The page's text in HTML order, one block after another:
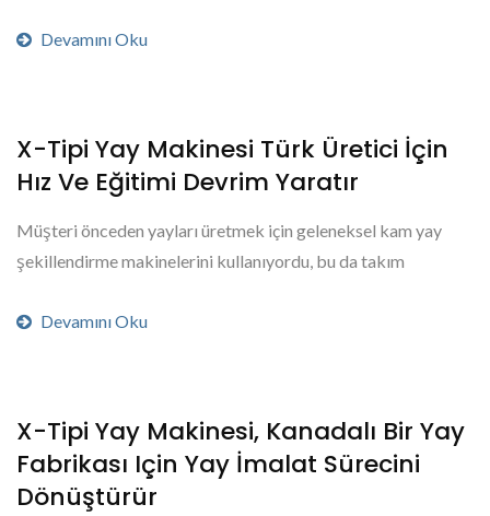
Devamını Oku
X-Tipi Yay Makinesi Türk Üretici İçin
Hız Ve Eğitimi Devrim Yaratır
Müşteri önceden yayları üretmek için geleneksel kam yay
şekillendirme makinelerini kullanıyordu, bu da takım
Devamını Oku
X-Tipi Yay Makinesi, Kanadalı Bir Yay
Fabrikası Için Yay İmalat Sürecini
Dönüştürür